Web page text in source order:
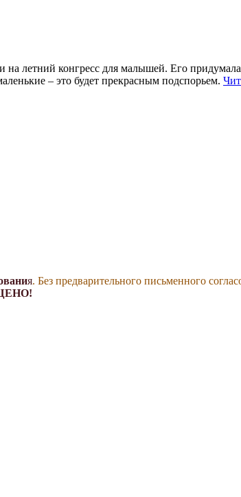
на летний конгресс для малышей. Его
– это будет прекрасным подспорьем.
я. Без предварительного письменного